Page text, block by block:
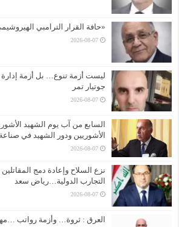
«حافة القرار الترامبي
2026-08-07
ليست أزمة تنوع… بل أزمة إدارة
جوتيار تمر
2026-08-07
السابع من آب يوم الشهيد
الأشوريين ودور الشهيد في
2026-08-07
نزع السلاح وإعادة دمج
التجارب الدولية…رياض سعد
2026-08-07
العرق : ثروة… وأزمة رواتب